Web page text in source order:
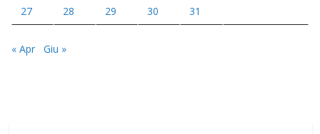
27 28 29 30 31
« Apr Giu »